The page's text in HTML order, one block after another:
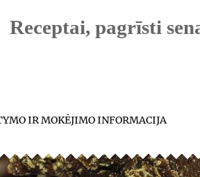
Receptai, pagrīsti
IR MOKĖJIMO INFORMACIJA